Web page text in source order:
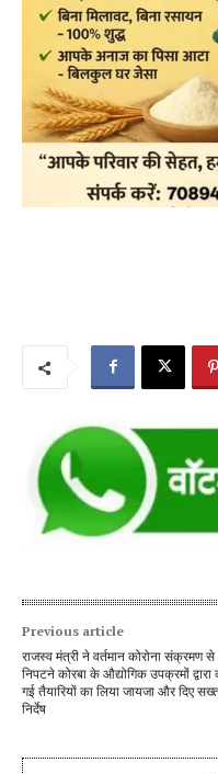
Previous article
राजस्व मंत्री ने वर्तमान कोरोना संक्रमण से
निपटने कोरबा के औद्योगिक उपक्रमों द्वारा
गई तैयारियों का लिया जायजा और दिए
निर्देष